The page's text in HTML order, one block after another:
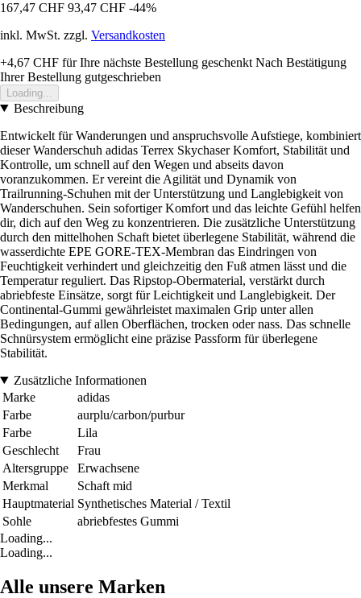
167,47 CHF 93,47 CHF -44%
inkl. MwSt. zzgl. Versandkosten
+4,67 CHF für Ihre nächste Bestellung geschenkt Nach Bestätigung
Ihrer Bestellung gutgeschrieben
Loading...
Beschreibung
Entwickelt für Wanderungen und anspruchsvolle Aufstiege, kombiniert
dieser Wanderschuh adidas Terrex Skychaser Komfort, Stabilität und
Kontrolle, um schnell auf den Wegen und abseits davon
voranzukommen. Er vereint die Agilität und Dynamik von
Trailrunning-Schuhen mit der Unterstützung und Langlebigkeit von
Wanderschuhen. Sein sofortiger Komfort und das leichte Gefühl helfen
dir, dich auf den Weg zu konzentrieren. Die zusätzliche Unterstützung
durch den mittelhohen Schaft bietet überlegene Stabilität, während die
wasserdichte EPE GORE-TEX-Membran das Eindringen von
Feuchtigkeit verhindert und gleichzeitig den Fuß atmen lässt und die
Temperatur reguliert. Das Ripstop-Obermaterial, verstärkt durch
abriebfeste Einsätze, sorgt für Leichtigkeit und Langlebigkeit. Der
Continental-Gummi gewährleistet maximalen Grip unter allen
Bedingungen, auf allen Oberflächen, trocken oder nass. Das schnelle
Schnürsystem ermöglicht eine präzise Passform für überlegene
Stabilität.
Zusätzliche Informationen
Marke
adidas
Farbe
aurplu/carbon/purbur
Farbe
Lila
Geschlecht
Frau
Altersgruppe
Erwachsene
Merkmal
Schaft mid
Hauptmaterial Synthetisches Material / Textil
Sohle
abriebfestes Gummi
Loading...
Loading...
Alle unsere Marken